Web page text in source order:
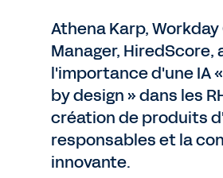
Athena Karp,
Manager, HiredScore,
l'importance d'une IA
by design » dans les
création de produits
responsables et la
innovante.